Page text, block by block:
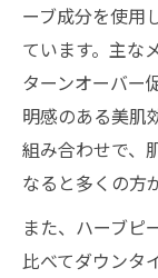
ーブ成分を使用
ています。主な
ターンオーバー
明感のある美肌
組み合わせで、
なると多くの方
また、ハーブピ
比べてダウンタ